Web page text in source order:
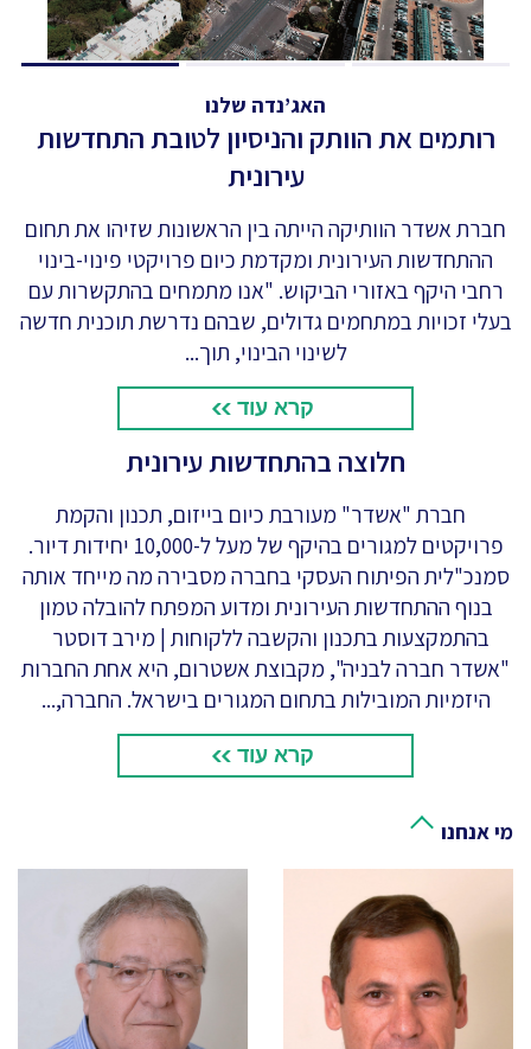
האג’נדה שלנו
רותמים את הוותק והניסיון לטובת התחדשות
עירונית
חברת אשדר הוותיקה הייתה בין הראשונות שזיהו את תחום
ההתחדשות העירונית ומקדמת כיום פרויקטי פינוי-בינוי
רחבי היקף באזורי הביקוש. "אנו מתמחים בהתקשרות עם
בעלי זכויות במתחמים גדולים, שבהם נדרשת תוכנית חדשה
לשינוי הבינוי, תוך...
קרא עוד
חלוצה בהתחדשות עירונית
חברת "אשדר" מעורבת כיום בייזום, תכנון והקמת
פרויקטים למגורים בהיקף של מעל ל-10,000 יחידות דיור.
סמנכ"לית הפיתוח העסקי בחברה מסבירה מה מייחד אותה
בנוף ההתחדשות העירונית ומדוע המפתח להובלה טמון
בהתמקצעות בתכנון והקשבה ללקוחות | מירב דוסטר
"אשדר חברה לבניה", מקבוצת אשטרום, היא אחת החברות
היזמיות המובילות בתחום המגורים בישראל. החברה,...
קרא עוד
מי אנחנו